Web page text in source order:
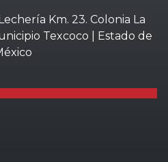
Km. 23. Colonia La
Texcoco | Estado de